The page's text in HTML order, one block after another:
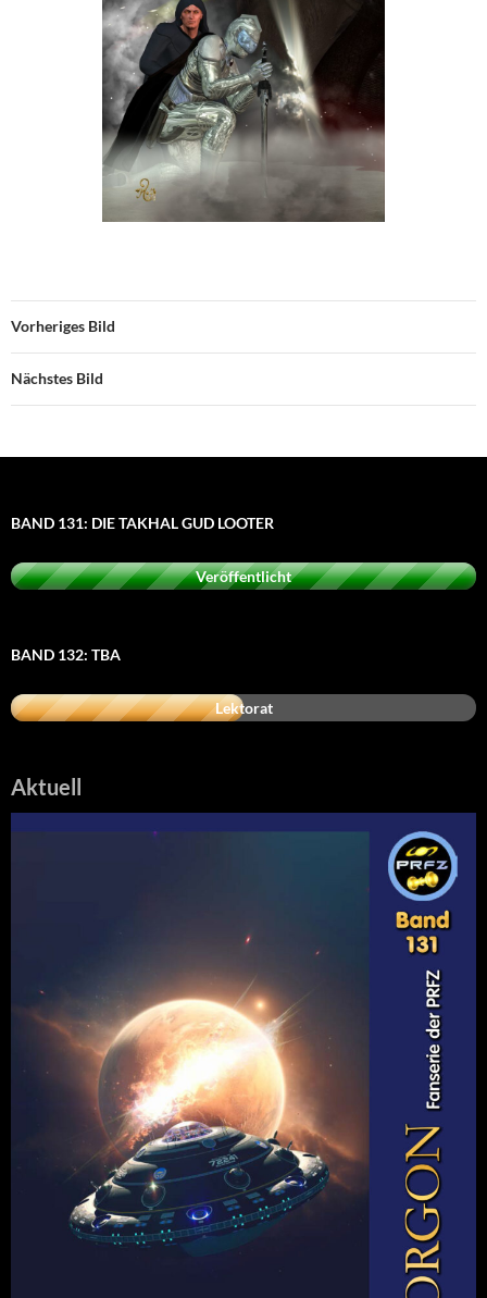
Vorheriges Bild
Nächstes Bild
BAND 131: DIE TAKHAL GUD LOOTER
Veröffentlicht
BAND 132: TBA
Lektorat
Aktuell